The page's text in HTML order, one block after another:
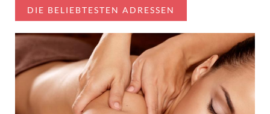
DIE BELIEBTESTEN ADRESSEN